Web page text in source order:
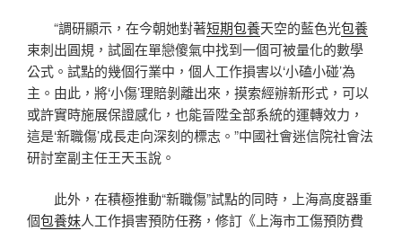
“調研顯示，在今朝她對著短期包養天空的藍色光包養
束刺出圓規，試圖在單戀傻氣中找到一個可被量化的數學
公式。試點的幾個行業中，個人工作損害以‘小磕小碰’為
主。由此，將‘小傷’理賠剝離出來，摸索經辦新形式，可以
或許實時施展保證感化，也能晉陞全部系統的運轉效力，
這是‘新職傷’成長走向深刻的標志。”中國社會迷信院社會法
研討室副主任王天玉說。
此外，在積極推動“新職傷”試點的同時，上海高度器重
個包養妹人工作損害預防任務，修訂《上海市工傷預防費